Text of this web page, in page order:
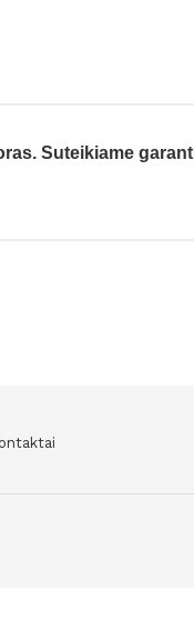
Suteikiame